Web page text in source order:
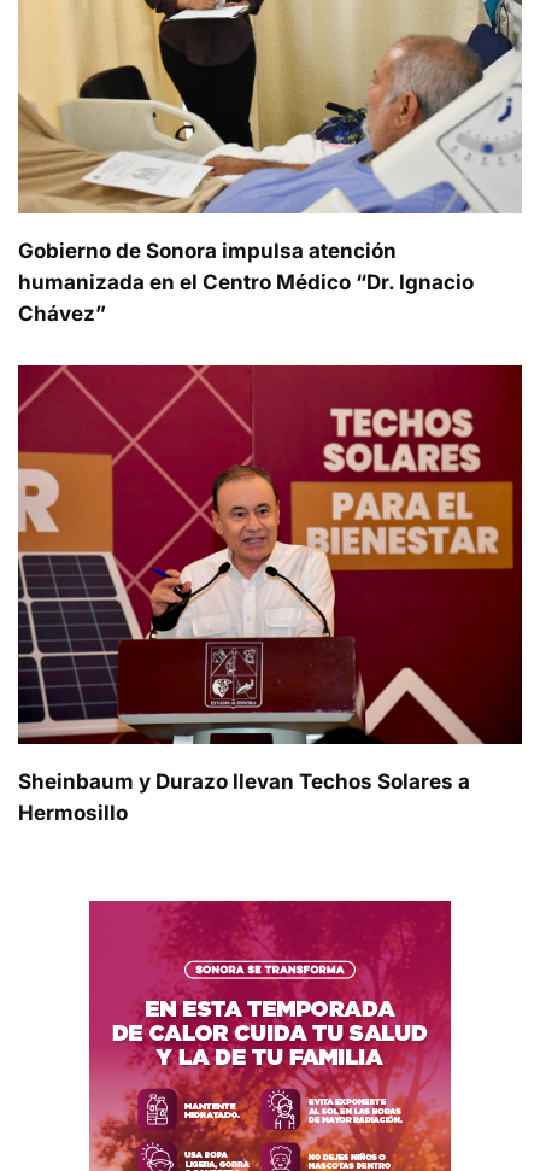
Gobierno de Sonora impulsa atención
humanizada en el Centro Médico “Dr. Ignacio
Chávez”
Sheinbaum y Durazo llevan Techos Solares a
Hermosillo